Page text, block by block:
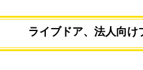
ライブドア、法人向け